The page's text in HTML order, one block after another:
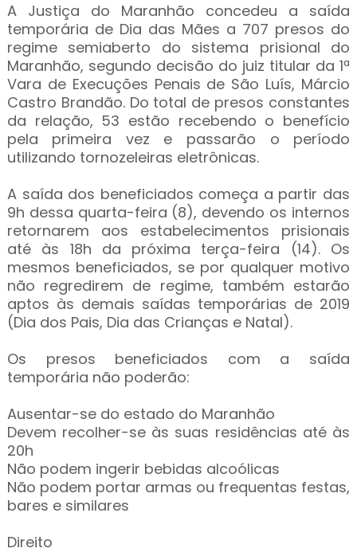
A Justiça do Maranhão concedeu a saída
temporária de Dia das Mães a 707 presos do
regime semiaberto do sistema prisional do
Maranhão, segundo decisão do juiz titular da 1ª
Vara de Execuções Penais de São Luís, Márcio
Castro Brandão. Do total de presos constantes
da relação, 53 estão recebendo o benefício
pela primeira vez e passarão o período
utilizando tornozeleiras eletrônicas.
A saída dos beneficiados começa a partir das
9h dessa quarta-feira (8), devendo os internos
retornarem aos estabelecimentos prisionais
até às 18h da próxima terça-feira (14). Os
mesmos beneficiados, se por qualquer motivo
não regredirem de regime, também estarão
aptos às demais saídas temporárias de 2019
(Dia dos Pais, Dia das Crianças e Natal).
Os presos beneficiados com a saída
temporária não poderão:
Ausentar-se do estado do Maranhão
Devem recolher-se às suas residências até às
20h
Não podem ingerir bebidas alcoólicas
Não podem portar armas ou frequentas festas,
bares e similares
Direito